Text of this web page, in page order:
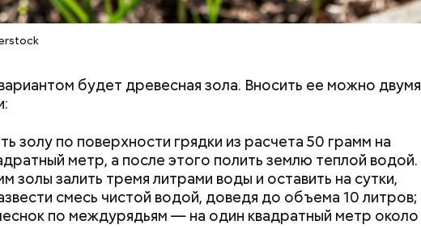
будет древесная зола. Вносить ее можно двумя
золу по поверхности грядки из расчета 50 грамм на
метр, а после этого полить землю теплой водой.
золы залить тремя литрами воды и оставить на сутки,
смесь чистой водой, доведя до объема 10 литров;
по междурядьям — на один квадратный метр около
из кабачков
диабетом;